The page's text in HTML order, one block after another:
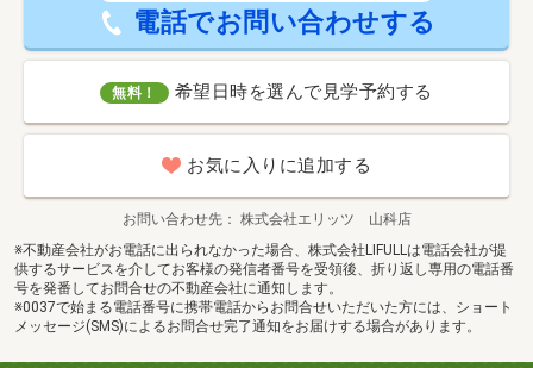
電話でお問い合わせする
無料！ 希望日時を選んで見学予約する
お気に入りに追加する
お問い合わせ先
株式会社エリッツ 山科店
※不動産会社がお電話に出られなかった場合、株式会社LIFULLは電話会社が提
供するサービスを介してお客様の発信者番号を受領後、折り返し専用の電話番
号を発番してお問合せの不動産会社に通知します。
※0037で始まる電話番号に携帯電話からお問合せいただいた方には、ショート
メッセージ(SMS)によるお問合せ完了通知をお届けする場合があります。